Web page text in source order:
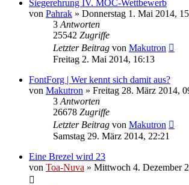
Siegerehrung IV. MOC-Wettbewerb
von Pahrak » Donnerstag 1. Mai 2014,
3 Antworten
25542 Zugriffe
Letzter Beitrag von Makutron
Freitag 2. Mai 2014, 16:13
FontForg | Wer kennt sich damit aus?
von Makutron » Freitag 28. März 2014,
3 Antworten
26678 Zugriffe
Letzter Beitrag von Makutron
Samstag 29. März 2014, 22:21
Eine Brezel wird 23
von Toa-Nuva » Mittwoch 4. Dezember